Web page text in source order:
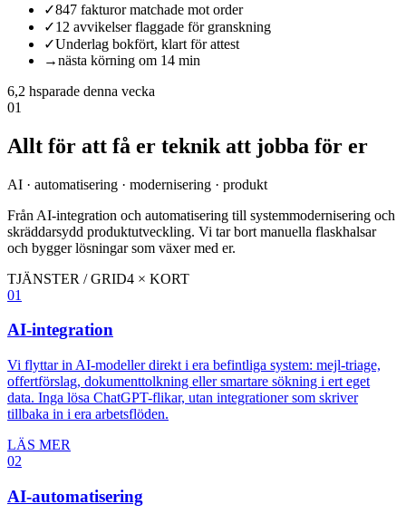
✓847 fakturor matchade mot order
✓12 avvikelser flaggade för granskning
✓Underlag bokfört, klart för attest
→nästa körning om 14 min
6,2 hsparade denna vecka
01
Allt för att få er teknik att jobba för er
AI · automatisering · modernisering · produkt
Från AI-integration och automatisering till systemmodernisering och
skräddarsydd produktutveckling. Vi tar bort manuella flaskhalsar
och bygger lösningar som växer med er.
TJÄNSTER / GRID4 × KORT
01
AI-integration
Vi flyttar in AI-modeller direkt i era befintliga system: mejl-triage,
offertförslag, dokumenttolkning eller smartare sökning i ert eget
data. Inga lösa ChatGPT-flikar, utan integrationer som skriver
tillbaka in i era arbetsflöden.
LÄS MER
02
AI-automatisering